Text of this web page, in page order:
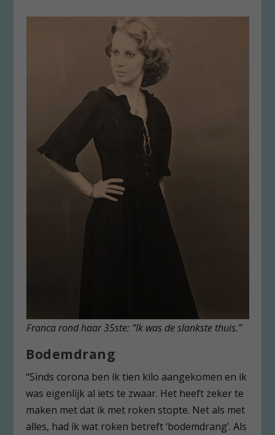
Franca rond haar 35ste: “Ik was de slankste thuis.”
Bodemdrang
“Sinds corona ben ik tien kilo aangekomen en ik
was eigenlijk al iets te zwaar. Het heeft zeker te
maken met dat ik met roken stopte. Net als met
alles, had ik wat roken betreft ‘bodemdrang’. Als